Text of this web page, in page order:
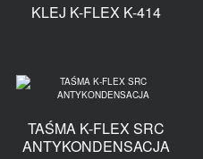
KLEJ K-FLEX K-414
TAŚMA K-FLEX SRC
ANTYKONDENSACJA